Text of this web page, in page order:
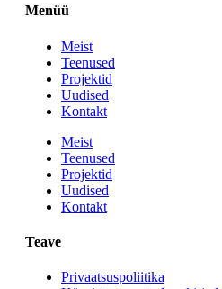
Menüü
Meist
Teenused
Projektid
Uudised
Kontakt
Meist
Teenused
Projektid
Uudised
Kontakt
Teave
Privaatsuspoliitika